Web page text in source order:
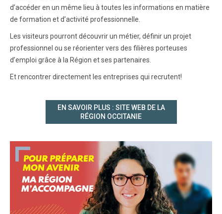
d’accéder en un même lieu à toutes les informations en matière
de formation et d’activité professionnelle.
Les visiteurs pourront découvrir un métier, définir un projet
professionnel ou se réorienter vers des filières porteuses
d’emploi grâce à la Région et ses partenaires.
Et rencontrer directement les entreprises qui recrutent!
EN SAVOIR PLUS : SITE WEB DE LA
RÉGION OCCITANIE